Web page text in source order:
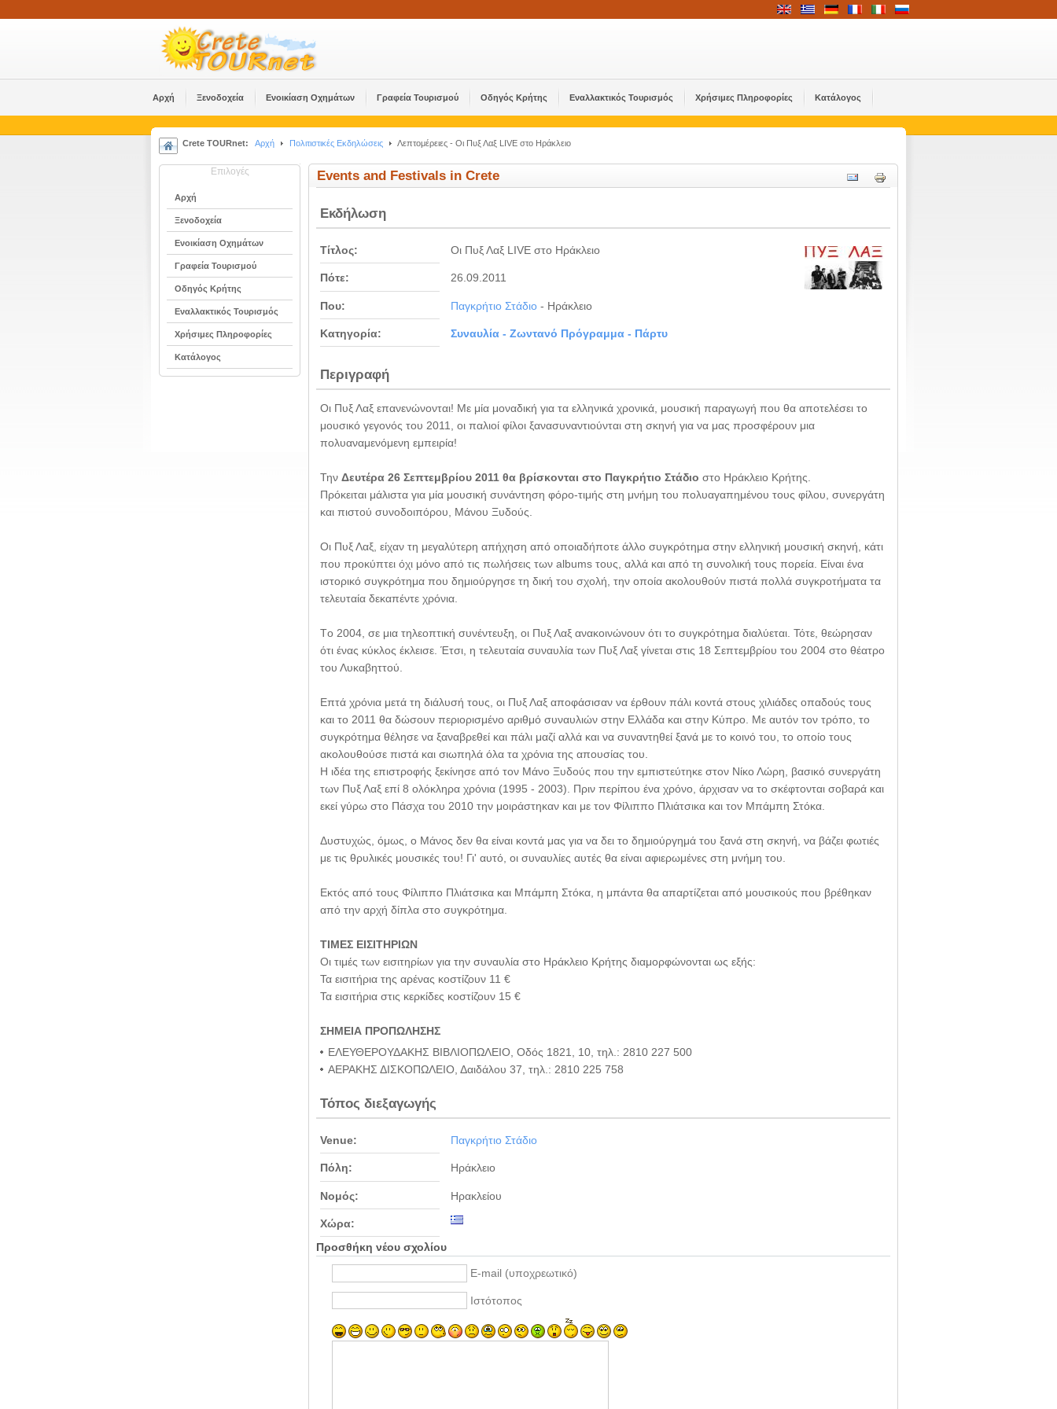
Αρχή Ξενοδοχεία Ενοικίαση Οχημάτων Γραφεία Τουρισμού Οδηγός Κρήτης Εναλλακτικός Τουρισμός Χρήσιμες Πληροφορίες Κατάλογος
Crete TOURnet: Αρχή Πολιτιστικές Εκδηλώσεις Λεπτομέρειες - Οι Πυξ Λαξ LIVE στο Ηράκλειο
Επιλογές
Αρχή
Ξενοδοχεία
Ενοικίαση Οχημάτων
Γραφεία Τουρισμού
Οδηγός Κρήτης
Εναλλακτικός Τουρισμός
Χρήσιμες Πληροφορίες
Κατάλογος
Events and Festivals in Crete
Εκδήλωση
Τίτλος: Οι Πυξ Λαξ LIVE στο Ηράκλειο
Πότε: 26.09.2011
Που: Παγκρήτιο Στάδιο- Ηράκλειο
Κατηγορία: Συναυλία - Ζωντανό Πρόγραμμα - Πάρτυ
Περιγραφή
Οι Πυξ Λαξ επανενώνονται! Με μία μοναδική για τα ελληνικά χρονικά, μουσική παραγωγή που θα αποτελέσει το
μουσικό γεγονός του 2011, οι παλιοί φίλοι ξανασυναντιούνται στη σκηνή για να μας προσφέρουν μια
πολυαναμενόμενη εμπειρία!
Την Δευτέρα 26 Σεπτεμβρίου 2011 θα βρίσκονται στο Παγκρήτιο Στάδιο στο Ηράκλειο Κρήτης.
Πρόκειται μάλιστα για μία μουσική συνάντηση φόρο-τιμής στη μνήμη του πολυαγαπημένου τους φίλου, συνεργάτη
και πιστού συνοδοιπόρου, Μάνου Ξυδούς.
Οι Πυξ Λαξ, είχαν τη μεγαλύτερη απήχηση από οποιαδήποτε άλλο συγκρότημα στην ελληνική μουσική σκηνή, κάτι
που προκύπτει όχι μόνο από τις πωλήσεις των albums τους, αλλά και από τη συνολική τους πορεία. Είναι ένα
ιστορικό συγκρότημα που δημιούργησε τη δική του σχολή, την οποία ακολουθούν πιστά πολλά συγκροτήματα τα
τελευταία δεκαπέντε χρόνια.
Tο 2004, σε μια τηλεοπτική συνέντευξη, οι Πυξ Λαξ ανακοινώνουν ότι το συγκρότημα διαλύεται. Τότε, θεώρησαν
ότι ένας κύκλος έκλεισε. Έτσι, η τελευταία συναυλία των Πυξ Λαξ γίνεται στις 18 Σεπτεμβρίου του 2004 στο θέατρο
του Λυκαβηττού.
Επτά χρόνια μετά τη διάλυσή τους, οι Πυξ Λαξ αποφάσισαν να έρθουν πάλι κοντά στους χιλιάδες οπαδούς τους
και το 2011 θα δώσουν περιορισμένο αριθμό συναυλιών στην Ελλάδα και στην Κύπρο. Με αυτόν τον τρόπο, το
συγκρότημα θέλησε να ξαναβρεθεί και πάλι μαζί αλλά και να συναντηθεί ξανά με το κοινό του, το οποίο τους
ακολουθούσε πιστά και σιωπηλά όλα τα χρόνια της απουσίας του.
Η ιδέα της επιστροφής ξεκίνησε από τον Μάνο Ξυδούς που την εμπιστεύτηκε στον Νίκο Λώρη, βασικό συνεργάτη
των Πυξ Λαξ επί 8 ολόκληρα χρόνια (1995 - 2003). Πριν περίπου ένα χρόνο, άρχισαν να το σκέφτονται σοβαρά και
εκεί γύρω στο Πάσχα του 2010 την μοιράστηκαν και με τον Φίλιππο Πλιάτσικα και τον Μπάμπη Στόκα.
Δυστυχώς, όμως, ο Μάνος δεν θα είναι κοντά μας για να δει το δημιούργημά του ξανά στη σκηνή, να βάζει φωτιές
με τις θρυλικές μουσικές του! Γι' αυτό, οι συναυλίες αυτές θα είναι αφιερωμένες στη μνήμη του.
Εκτός από τους Φίλιππο Πλιάτσικα και Μπάμπη Στόκα, η μπάντα θα απαρτίζεται από μουσικούς που βρέθηκαν
από την αρχή δίπλα στο συγκρότημα.
ΤΙΜΕΣ ΕΙΣΙΤΗΡΙΩΝ
Οι τιμές των εισιτηρίων για την συναυλία στο Ηράκλειο Κρήτης διαμορφώνονται ως εξής:
Τα εισιτήρια της αρένας κοστίζουν 11 €
Τα εισιτήρια στις κερκίδες κοστίζουν 15 €
ΣΗΜΕΙΑ ΠΡΟΠΩΛΗΣΗΣ
ΕΛΕΥΘΕΡΟΥΔΑΚΗΣ ΒΙΒΛΙΟΠΩΛΕΙΟ, Οδός 1821, 10, τηλ.: 2810 227 500
ΑΕΡΑΚΗΣ ΔΙΣΚΟΠΩΛΕΙΟ, Δαιδάλου 37, τηλ.: 2810 225 758
Τόπος διεξαγωγής
Venue: Παγκρήτιο Στάδιο
Πόλη: Ηράκλειο
Νομός: Ηρακλείου
Χώρα:
Προσθήκη νέου σχολίου
E-mail (υποχρεωτικό)
Ιστότοπος